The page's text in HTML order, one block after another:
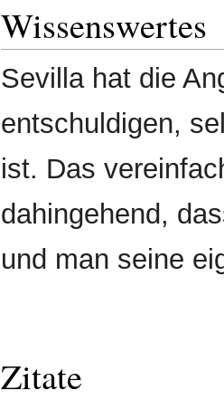
Wissenswertes
Sevilla hat die
entschuldigen,
ist. Das
dahingehend,
und man seine
Zitate